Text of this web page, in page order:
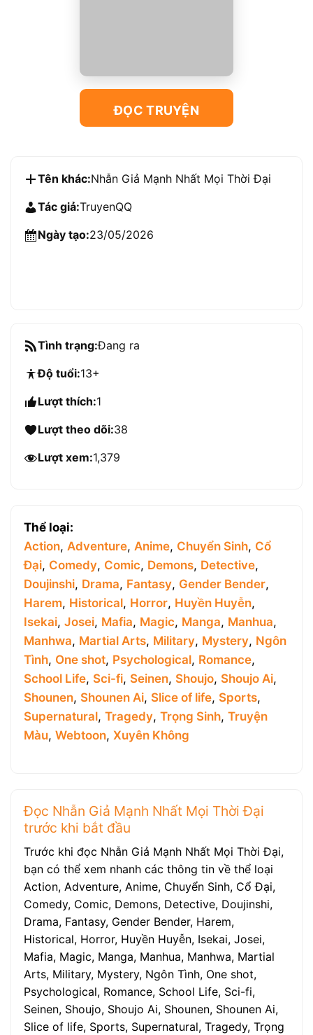
ĐỌC TRUYỆN
Tên khác:Nhẫn Giả Mạnh Nhất Mọi Thời Đại
Tác giả:TruyenQQ
Ngày tạo:23/05/2026
Tình trạng:Đang ra
Độ tuổi:13+
Lượt thích:1
Lượt theo dõi:38
Lượt xem:1,379
Thể loại:
Action, Adventure, Anime, Chuyển Sinh, Cổ
Đại, Comedy, Comic, Demons, Detective,
Doujinshi, Drama, Fantasy, Gender Bender,
Harem, Historical, Horror, Huyền Huyễn,
Isekai, Josei, Mafia, Magic, Manga, Manhua,
Manhwa, Martial Arts, Military, Mystery, Ngôn
Tình, One shot, Psychological, Romance,
School Life, Sci-fi, Seinen, Shoujo, Shoujo Ai,
Shounen, Shounen Ai, Slice of life, Sports,
Supernatural, Tragedy, Trọng Sinh, Truyện
Màu, Webtoon, Xuyên Không
Đọc Nhẫn Giả Mạnh Nhất Mọi Thời Đại
trước khi bắt đầu
Trước khi đọc Nhẫn Giả Mạnh Nhất Mọi Thời Đại,
bạn có thể xem nhanh các thông tin về thể loại
Action, Adventure, Anime, Chuyển Sinh, Cổ Đại,
Comedy, Comic, Demons, Detective, Doujinshi,
Drama, Fantasy, Gender Bender, Harem,
Historical, Horror, Huyền Huyễn, Isekai, Josei,
Mafia, Magic, Manga, Manhua, Manhwa, Martial
Arts, Military, Mystery, Ngôn Tình, One shot,
Psychological, Romance, School Life, Sci-fi,
Seinen, Shoujo, Shoujo Ai, Shounen, Shounen Ai,
Slice of life, Sports, Supernatural, Tragedy, Trọng